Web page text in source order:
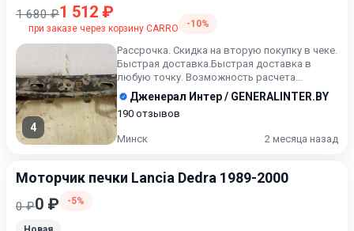
1 680 ₽1 512 ₽
при заказе через корзину CARRO -10%
4
Рассрочка. Скидка на вторую покупку в чеке.
Быстрая доставка.Быстрая доставка в
любую точку. Возможность расчета
карточкой. Рассрочка. Прове...
Дженерал Интер / GENERALINTER.BY
190 отзывов
Минск 2 месяца назад
Моторчик печки Lancia Dedra 1989-2000
0 ₽0 ₽ -5%